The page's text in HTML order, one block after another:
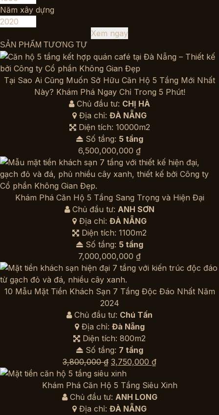
Năm xây dựng
Xem ngay
SẢN PHẨM TƯƠNG TỰ
Tại Sao Ai Cũng Muốn Sở Hữu Căn Hộ 5 Tầng Mới Nhất
Này? Khám Phá Ngay Chỉ Trong 5 Phút!
Chủ đầu tư: CHỊ HÀ
Địa chỉ: ĐÀ NẴNG
Diện tích: 10000m2
Số tầng: 5 tầng
6,500,000,000 ₫
Khám Phá Căn Hộ 5 Tầng Sang Trọng và Hiện Đại
Chủ đầu tư: ANH SƠN
Địa chỉ: ĐÀ NẴNG
Diện tích: 1100m2
Số tầng: 5 tầng
7,000,000,000 ₫
10 Mẫu Mặt Tiền Khách Sạn 7 Tầng Độc Đáo Nhất Năm
2024
Chủ đầu tư: Chú Tấn
Địa chỉ: Đà Nẵng
Diện tích: 800m2
Số tầng: 7 tầng
3,800,000₫ Giá
gốc
là:
3,800,000 ₫.
3,750,000 ₫Giá
tại
là:
Khám Phá Căn Hộ 5 Tầng Siêu Xinh
Chủ đầu tư: ANH LONG
Địa chỉ: ĐÀ NẴNG